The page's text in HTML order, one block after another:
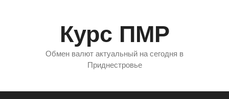
Курс ПМР
Обмен валют актуальный на сегодня в
Приднестровье